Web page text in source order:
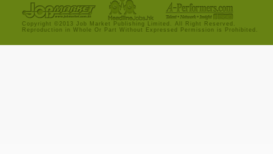
Copyright ©2013 Job Market Publishing Limited. All Right Reserved.
Reproduction in Whole Or Part Without Expressed Permission is Prohibited.